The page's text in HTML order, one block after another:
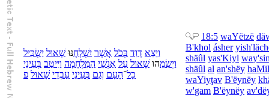
וַיֵּצֵא דָוִד בְּכֹל אֲשֶׁר יִשְׁלָחֶנּוּ שָׁאוּל יַשְׂכִּיל
וַיְשִׂמֵהוּ שָׁאוּל עַל אַנְשֵׁי הַמִּלְחָמָה וַיִּיטַב בְּעֵינֵי
כָל־הָעָם וְגַם בְּעֵינֵי עַבְדֵי שָׁאוּל פ
18:5 waYëtzë
B'khol ásher
shäûl yas'Kiyl wa
shäûl al an'shëy ha
waYiyţav B'ëynëy
w'gam B'ëynëy